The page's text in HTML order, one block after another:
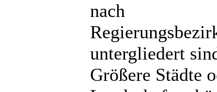
nach
untergliedert
Größere Städte